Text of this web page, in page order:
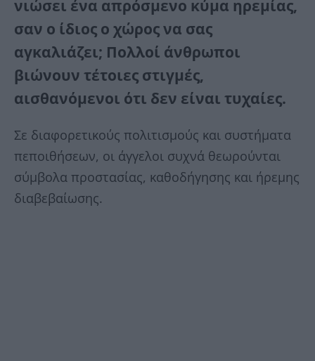
νιώσει ένα απρόσμενο κύμα ηρεμίας,
σαν ο ίδιος ο χώρος να σας
αγκαλιάζει; Πολλοί άνθρωποι
βιώνουν τέτοιες στιγμές,
αισθανόμενοι ότι δεν είναι τυχαίες.
Σε διαφορετικούς πολιτισμούς και συστήματα
πεποιθήσεων, οι άγγελοι συχνά θεωρούνται
σύμβολα προστασίας, καθοδήγησης και ήρεμης
διαβεβαίωσης.